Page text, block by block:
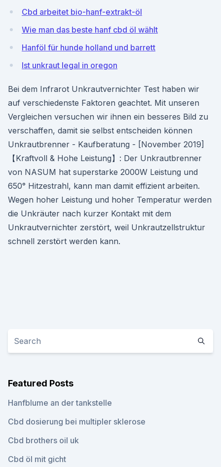
Cbd arbeitet bio-hanf-extrakt-öl
Wie man das beste hanf cbd öl wählt
Hanföl für hunde holland und barrett
Ist unkraut legal in oregon
Bei dem Infrarot Unkrautvernichter Test haben wir
auf verschiedenste Faktoren geachtet. Mit unseren
Vergleichen versuchen wir ihnen ein besseres Bild zu
verschaffen, damit sie selbst entscheiden können
Unkrautbrenner - Kaufberatung - [November 2019]
【Kraftvoll & Hohe Leistung】: Der Unkrautbrenner
von NASUM hat superstarke 2000W Leistung und
650° Hitzestrahl, kann man damit effizient arbeiten.
Wegen hoher Leistung und hoher Temperatur werden
die Unkräuter nach kurzer Kontakt mit dem
Unkrautvernichter zerstört, weil Unkrautzellstruktur
schnell zerstört werden kann.
Featured Posts
Hanfblume an der tankstelle
Cbd dosierung bei multipler sklerose
Cbd brothers oil uk
Cbd öl mit gicht